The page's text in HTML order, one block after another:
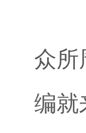
众所
编就